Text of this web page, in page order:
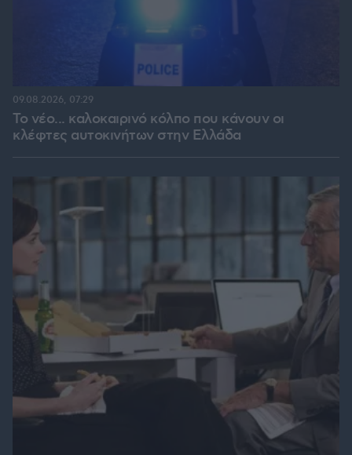
Το νέο... καλοκαιρινό κόλπο που κάνουν οι
κλέφτες αυτοκινήτων στην Ελλάδα
09.08.2026, 07:29